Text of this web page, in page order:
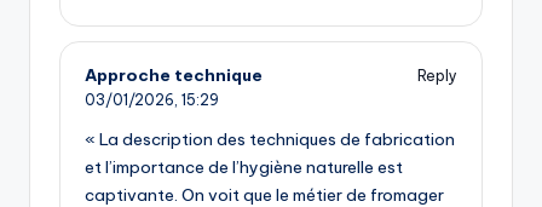
Approche technique
Reply
03/01/2026, 15:29
« La description des techniques de fabrication
et l’importance de l’hygiène naturelle est
captivante. On voit que le métier de fromager